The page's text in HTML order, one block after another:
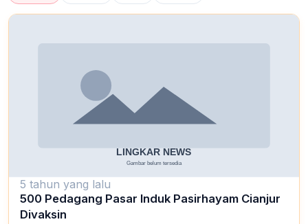
5 tahun yang lalu
500 Pedagang Pasar Induk Pasirhayam Cianjur
Divaksin